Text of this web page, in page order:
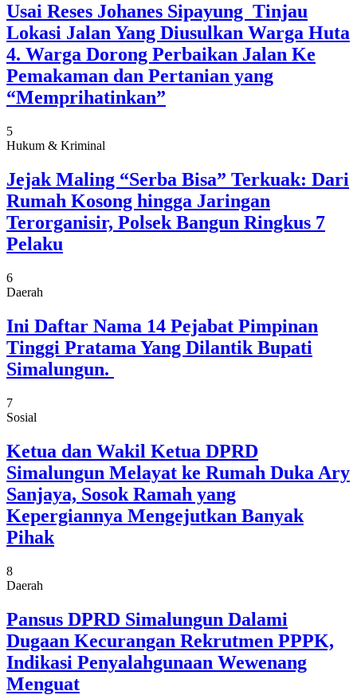
Usai Reses Johanes Sipayung Tinjau
Lokasi Jalan Yang Diusulkan Warga Huta
4. Warga Dorong Perbaikan Jalan Ke
Pemakaman dan Pertanian yang
“Memprihatinkan”
5
Hukum & Kriminal
Jejak Maling “Serba Bisa” Terkuak: Dari
Rumah Kosong hingga Jaringan
Terorganisir, Polsek Bangun Ringkus 7
Pelaku
6
Daerah
Ini Daftar Nama 14 Pejabat Pimpinan
Tinggi Pratama Yang Dilantik Bupati
Simalungun.
7
Sosial
Ketua dan Wakil Ketua DPRD
Simalungun Melayat ke Rumah Duka Ary
Sanjaya, Sosok Ramah yang
Kepergiannya Mengejutkan Banyak
Pihak
8
Daerah
Pansus DPRD Simalungun Dalami
Dugaan Kecurangan Rekrutmen PPPK,
Indikasi Penyalahgunaan Wewenang
Menguat